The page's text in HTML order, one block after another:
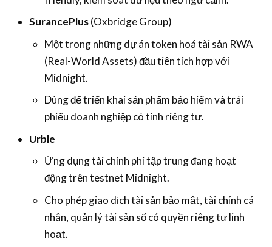
SurancePlus(Oxbridge Group)
Một trong những dự án token hoá tài sản RWA
(Real-World Assets) đầu tiên tích hợp với
Midnight.
Dùng để triển khai sản phẩm bảo hiểm và trái
phiếu doanh nghiệp có tính riêng tư.
Urble
Ứng dụng tài chính phi tập trung đang hoạt
động trên testnet Midnight.
Cho phép giao dịch tài sản bảo mật, tài chính cá
nhân, quản lý tài sản số có quyền riêng tư linh
hoạt.